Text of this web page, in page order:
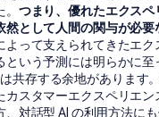
つまり、優れたエクスペ
として人間の関与が必要
よって支えられてきたエク
という予測には明らかに至
共存する余地があります
カスタマーエクスペリエン
、対話型 AI の利用方法に